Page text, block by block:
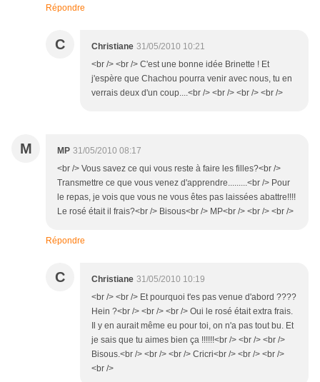
Répondre
C Christiane 31/05/2010 10:21
<br /> <br /> C'est une bonne idée Brinette ! Et
j'espère que Chachou pourra venir avec nous, tu en
verrais deux d'un coup....<br /> <br /> <br /> <br />
M MP 31/05/2010 08:17
<br /> Vous savez ce qui vous reste à faire les filles?<br />
Transmettre ce que vous venez d'apprendre.........<br /> Pour
le repas, je vois que vous ne vous êtes pas laissées abattre!!!!
Le rosé était il frais?<br /> Bisous<br /> MP<br /> <br /> <br />
Répondre
C Christiane 31/05/2010 10:19
<br /> <br /> Et pourquoi t'es pas venue d'abord ????
Hein ?<br /> <br /> <br /> Oui le rosé était extra frais.
Il y en aurait même eu pour toi, on n'a pas tout bu. Et
je sais que tu aimes bien ça !!!!!!<br /> <br /> <br />
Bisous.<br /> <br /> <br /> Cricri<br /> <br /> <br />
<br />